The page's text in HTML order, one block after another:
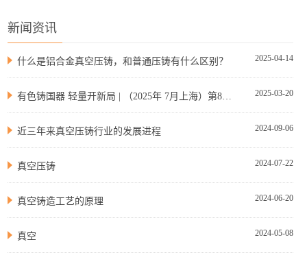
新闻资讯
2025-04-14
什么是铝合金真空压铸，和普通压铸有什么区别？
2025-03-20
有色铸国器 轻量开新局 | （2025年 7月上海）第8届有色合金及特种铸造技术国际论坛
2024-09-06
近三年来真空压铸行业的发展进程
2024-07-22
真空压铸
2024-06-20
真空铸造工艺的原理
2024-05-08
真空